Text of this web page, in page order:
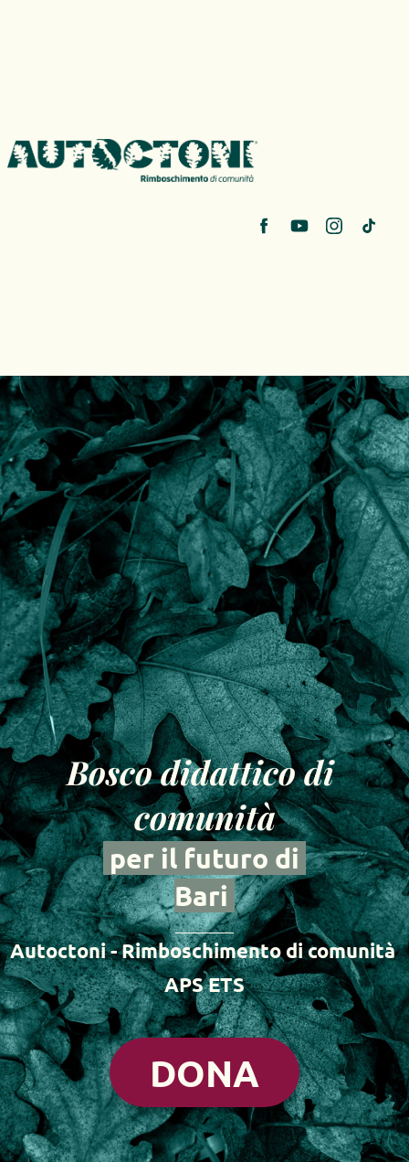
Bosco didattico di
comunità
Bari
Autoctoni - Rimboschimento di comunità
APS ETS
DONA